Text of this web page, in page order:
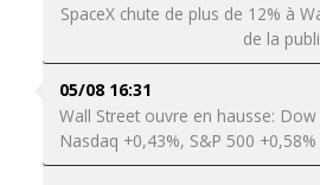
SpaceX chute de plus de 12% à
de la
05/08 16:31
Wall Street ouvre en hausse: Dow
Nasdaq +0,43%, S&P 500 +0,58%